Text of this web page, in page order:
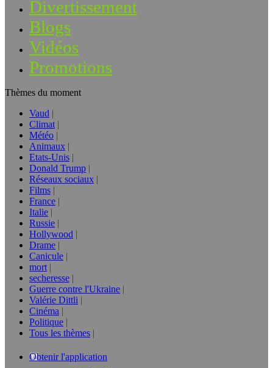
Divertissement
Blogs
Vidéos
Promotions
Thèmes du moment
Vaud
Climat
Météo
Animaux
Etats-Unis
Donald Trump
Réseaux sociaux
Films
France
Italie
Russie
Hollywood
Drame
Canicule
mort
secheresse
Guerre contre l'Ukraine
Valérie Dittli
Cinéma
Politique
Tous les thèmes
Obtenir l'application